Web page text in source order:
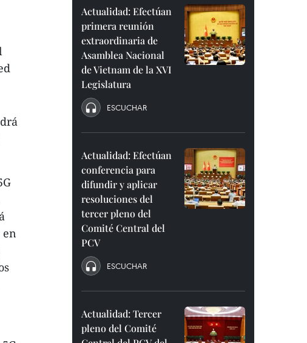
en
Actualidad: Efectúan
primera reunión
extraordinaria de
Asamblea Nacional
de Vietnam de la XVI
Legislatura
ESCUCHAR
Actualidad: Efectúan
conferencia para
difundir y aplicar
resoluciones del
tercer pleno del
Comité Central del
PCV
ESCUCHAR
Actualidad: Tercer
pleno del Comité